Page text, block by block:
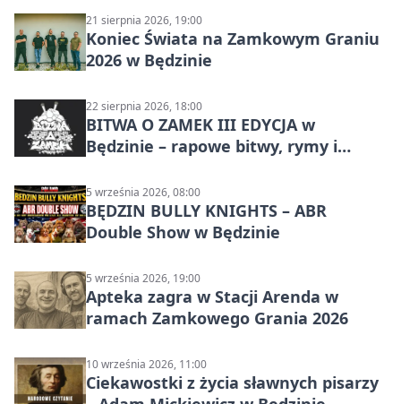
21 sierpnia 2026, 19:00
Koniec Świata na Zamkowym Graniu
2026 w Będzinie
22 sierpnia 2026, 18:00
BITWA O ZAMEK III EDYCJA w
Będzinie – rapowe bitwy, rymy i
5 września 2026, 08:00
BĘDZIN BULLY KNIGHTS – ABR
Double Show w Będzinie
5 września 2026, 19:00
Apteka zagra w Stacji Arenda w
ramach Zamkowego Grania 2026
10 września 2026, 11:00
Ciekawostki z życia sławnych pisarzy